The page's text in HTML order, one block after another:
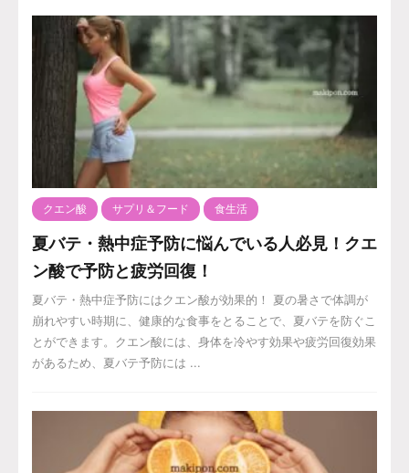
クエン酸 サプリ＆フード 食生活
夏バテ・熱中症予防に悩んでいる人必見！クエ
ン酸で予防と疲労回復！
夏バテ・熱中症予防にはクエン酸が効果的！ 夏の暑さで体調が
崩れやすい時期に、健康的な食事をとることで、夏バテを防ぐこ
とができます。クエン酸には、身体を冷やす効果や疲労回復効果
があるため、夏バテ予防には ...